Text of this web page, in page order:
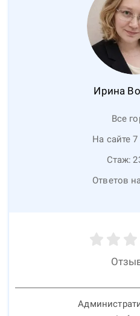
Ирина
Все
На сайте
Стаж:
Ответов